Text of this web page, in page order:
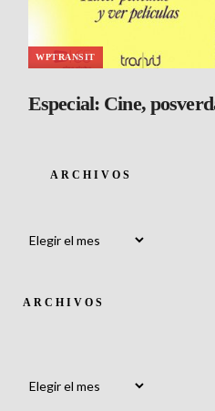
WPTRANSIT
Especial: Cine,
ARCHIVOS
ARCHIVOS